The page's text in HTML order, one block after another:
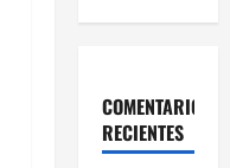
COMENTARIOS
RECIENTES